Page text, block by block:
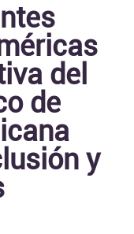
del
de
y